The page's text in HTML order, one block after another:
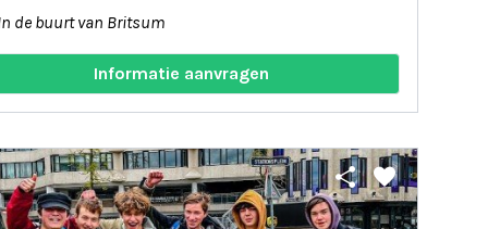
de buurt van Britsum
Informatie aanvragen
share favorite